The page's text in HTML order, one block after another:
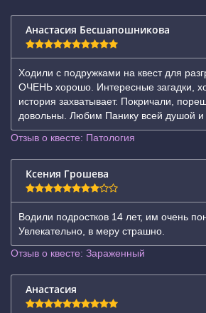
Анастасия Бесшапошникова
Ходили с подружками на квест для
ОЧЕНЬ хорошо. Интересные загадки,
история захватывает. Покричали,
довольны. Любим Панику всей душой
Отзыв о квесте: Патология
Ксения Грошева
Водили подростков 14 лет, им очень
Увлекательно, в меру страшно.
Отзыв о квесте: Зараженный
Анастасия